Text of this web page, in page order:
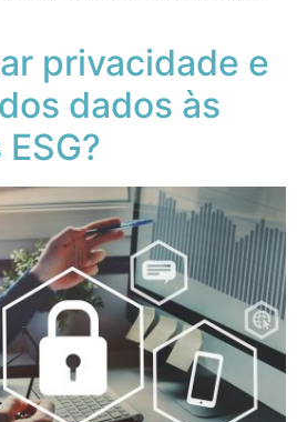
privacidade e
dados às